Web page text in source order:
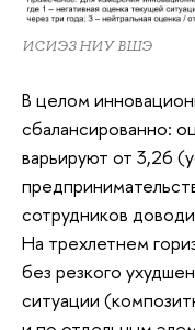
ИСИЭЗ НИУ ВШЭ
В целом
сбалансированно:
варьируют от 3,26
сотрудников
На трехлетнем
без резкого
ситуации